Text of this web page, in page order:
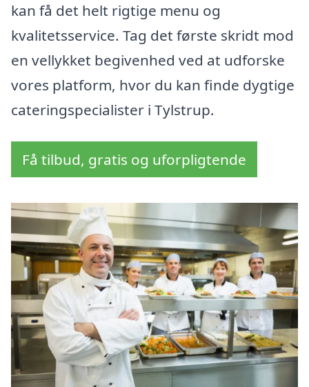
kan få det helt rigtige menu og
kvalitetsservice. Tag det første skridt mod
en vellykket begivenhed ved at udforske
vores platform, hvor du kan finde dygtige
cateringspecialister i Tylstrup.
Få tilbud, gratis og uforpligtende